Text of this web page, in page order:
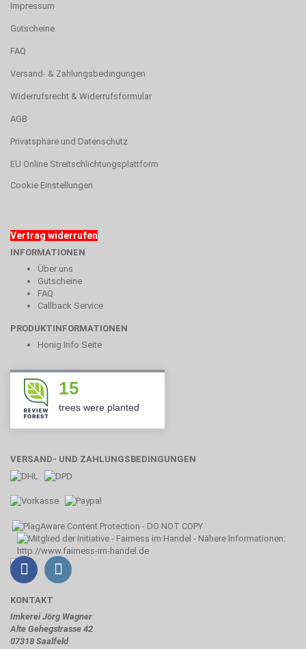
Impressum
Gutscheine
FAQ
Versand- & Zahlungsbedingungen
Widerrufsrecht & Widerrufsformular
AGB
Privatsphäre und Datenschutz
EU Online Streitschlichtungsplattform
Cookie Einstellungen
Vertrag widerrufen
INFORMATIONEN
Über uns
Gutscheine
FAQ
Callback Service
PRODUKTINFORMATIONEN
Honig Info Seite
15
trees were planted
VERSAND- UND ZAHLUNGSBEDINGUNGEN
KONTAKT
Imkerei Jörg Wagner
Alte Gehegstrasse 42
07318 Saalfeld